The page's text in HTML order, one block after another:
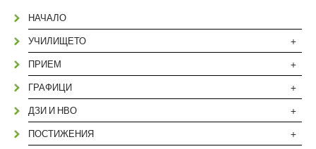
НАЧАЛО
+
УЧИЛИЩЕТО
+
ПРИЕМ
+
ГРАФИЦИ
+
ДЗИ И НВО
+
ПОСТИЖЕНИЯ